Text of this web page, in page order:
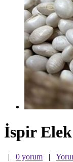
İspir
| 0 yorum |